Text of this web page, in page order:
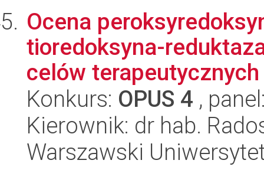
Ocena
tioredoksyna-
celów terapeutycznych
Konkurs: OPUS 4 ,
Kierownik: dr hab.
Warszawski